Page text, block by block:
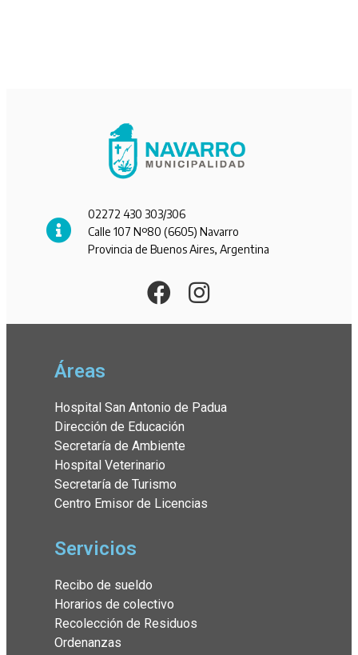
02272 430 303/306
Calle 107 Nº80 (6605) Navarro
Provincia de Buenos Aires, Argentina
Áreas
Hospital San Antonio de Padua
Dirección de Educación
Secretaría de Ambiente
Hospital Veterinario
Secretaría de Turismo
Centro Emisor de Licencias
Servicios
Recibo de sueldo
Horarios de colectivo
Recolección de Residuos
Ordenanzas